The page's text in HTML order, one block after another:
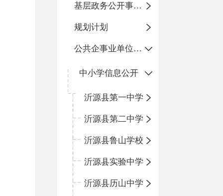
基层政务公开事项标准目录
规划计划
公共企事业单位信息公开
中小学信息公开
沂源县第一中学
沂源县第二中学
沂源县鲁山学校
沂源县实验中学
沂源县历山中学